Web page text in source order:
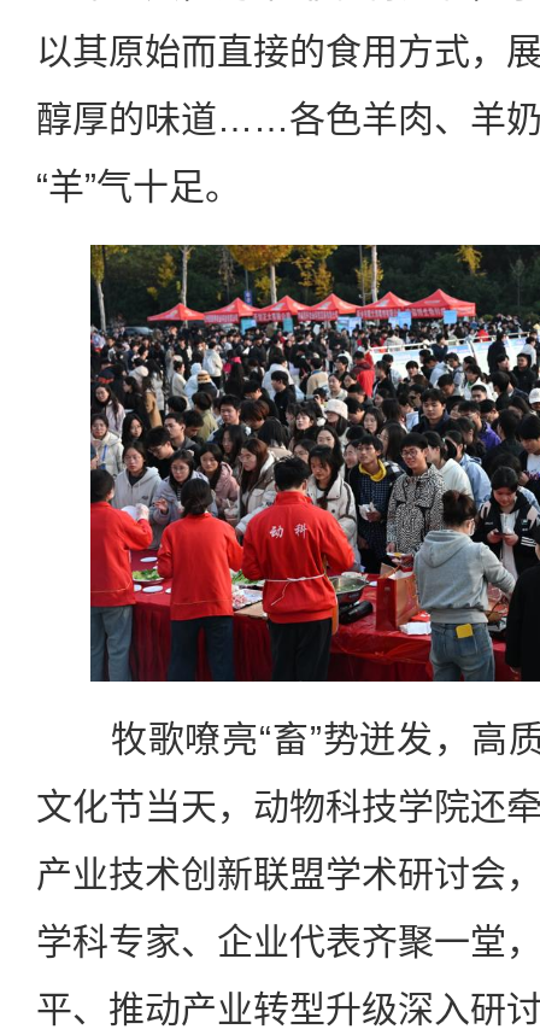
以其原始而直接的食用方式，
醇厚的味道……各色羊肉、羊
“羊”气十足。
牧歌嘹亮“畜”势迸发，高质
文化节当天，动物科技学院还
产业技术创新联盟学术研讨会
学科专家、企业代表齐聚一堂
平、推动产业转型升级深入研